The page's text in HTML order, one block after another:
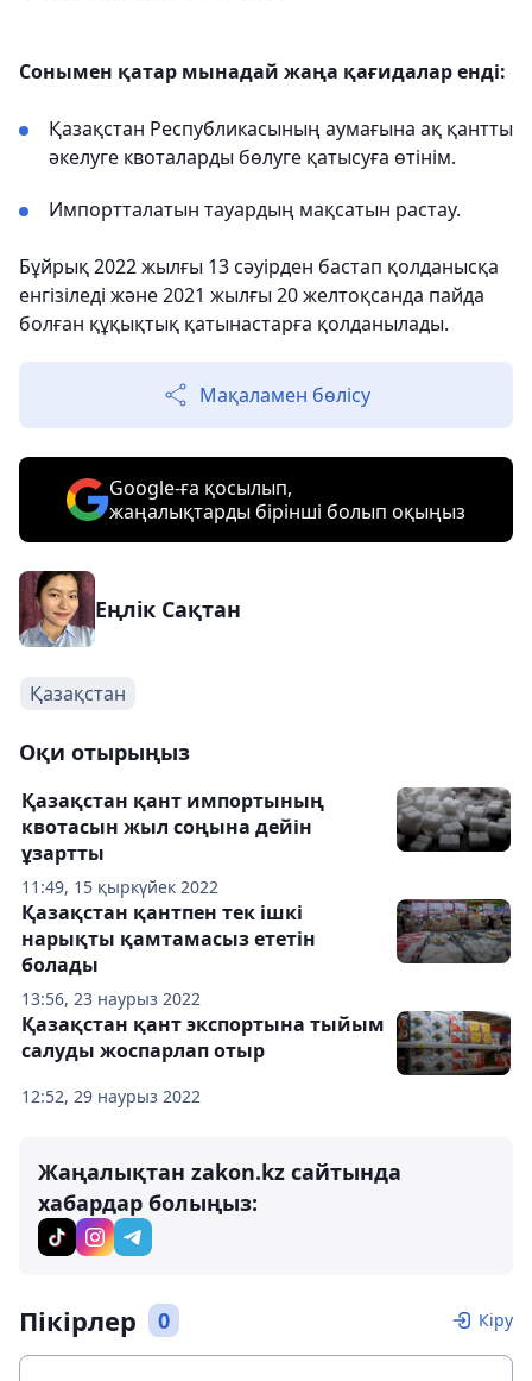
Сонымен қатар мынадай жаңа қағидалар енді:
Қазақстан Республикасының аумағына ақ қантты
әкелуге квоталарды бөлуге қатысуға өтінім.
Импортталатын тауардың мақсатын растау.
Бұйрық 2022 жылғы 13 сәуірден бастап қолданысқа
енгізіледі және 2021 жылғы 20 желтоқсанда пайда
болған құқықтық қатынастарға қолданылады.
Мақаламен бөлісу
Google-ға қосылып,
жаңалықтарды бірінші болып оқыңыз
Еңлік Сақтан
Қазақстан
Оқи отырыңыз
11:49, 15 қыркүйек 2022
Қазақстан қант импортының
квотасын жыл соңына дейін
ұзартты
13:56, 23 наурыз 2022
Қазақстан қантпен тек ішкі
нарықты қамтамасыз ететін
болады
12:52, 29 наурыз 2022
Қазақстан қант экспортына тыйым
салуды жоспарлап отыр
Жаңалықтан zakon.kz сайтында
хабардар болыңыз:
Пікірлер 0 Кіру